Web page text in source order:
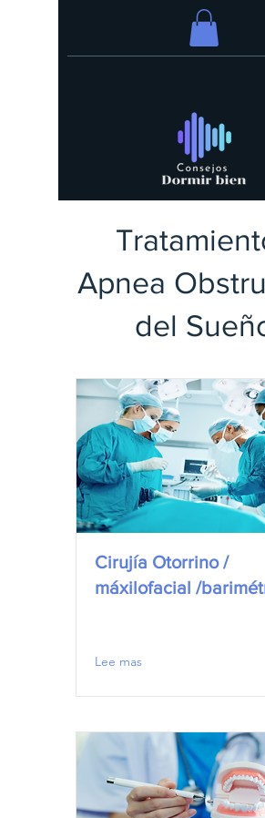
Apnea
del
Cirujía Otorrino /
máxilofacial /
Lee mas